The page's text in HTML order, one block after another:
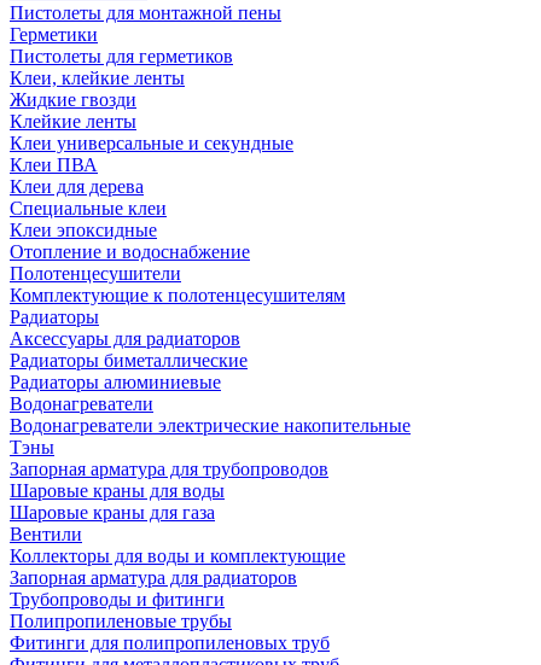
Пистолеты для монтажной пены
Герметики
Пистолеты для герметиков
Клеи, клейкие ленты
Жидкие гвозди
Клейкие ленты
Клеи универсальные и секундные
Клеи ПВА
Клеи для дерева
Специальные клеи
Клеи эпоксидные
Отопление и водоснабжение
Полотенцесушители
Комплектующие к полотенцесушителям
Радиаторы
Аксессуары для радиаторов
Радиаторы биметаллические
Радиаторы алюминиевые
Водонагреватели
Водонагреватели электрические накопительные
Тэны
Запорная арматура для трубопроводов
Шаровые краны для воды
Шаровые краны для газа
Вентили
Коллекторы для воды и комплектующие
Запорная арматура для радиаторов
Трубопроводы и фитинги
Полипропиленовые трубы
Фитинги для полипропиленовых труб